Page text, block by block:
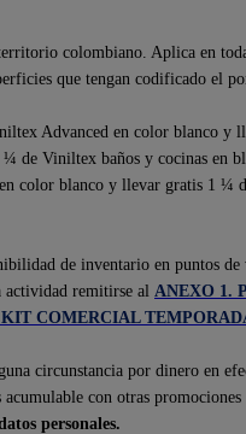
colombiano. Aplica en
que tengan codificado el
Advanced en color blanco
de Viniltex baños y cocinas en
color blanco y llevar gratis 1
de inventario en puntos
actividad remitirse al ANEXO 1.
COMERCIAL
circunstancia por dinero en
con otras promociones
personales.